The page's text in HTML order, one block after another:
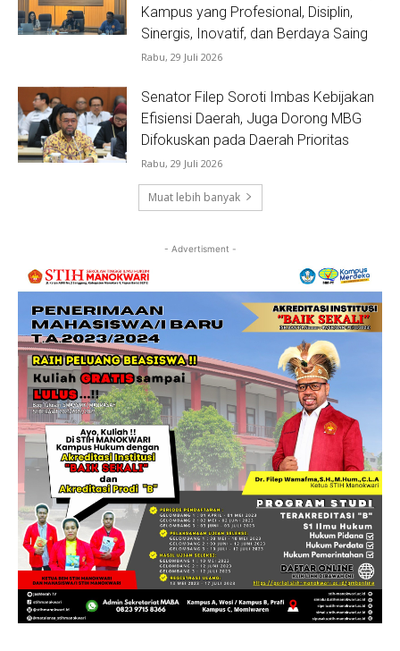
Kampus yang Profesional, Disiplin,
Sinergis, Inovatif, dan Berdaya Saing
Rabu, 29 Juli 2026
Senator Filep Soroti Imbas Kebijakan
Efisiensi Daerah, Juga Dorong MBG
Difokuskan pada Daerah Prioritas
Rabu, 29 Juli 2026
Muat lebih banyak
- Advertisment -